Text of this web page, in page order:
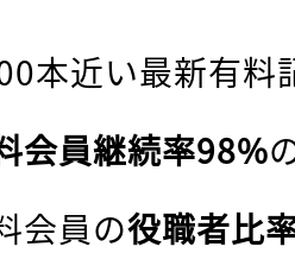
本近い最新有料
会員継続率98%
会員の役職者比